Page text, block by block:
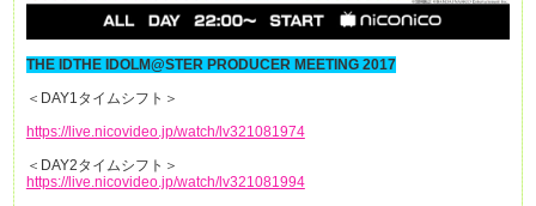
THE IDTHE IDOLM@STER PRODUCER MEETING 2017
＜DAY1タイムシフト＞
https://live.nicovideo.jp/watch/lv321081974
＜DAY2タイムシフト＞
https://live.nicovideo.jp/watch/lv321081994